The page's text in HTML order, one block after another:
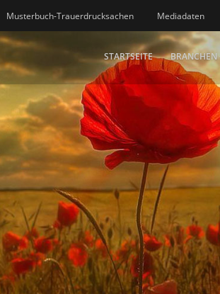
Musterbuch-Trauerdrucksachen Mediadaten
STARTSEITE BRANCHEN